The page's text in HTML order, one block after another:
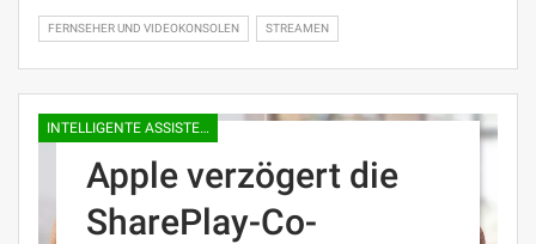
FERNSEHER UND VIDEOKONSOLEN STREAMEN
INTELLIGENTE ASSISTENTEN
Apple verzögert die
SharePlay-Co-